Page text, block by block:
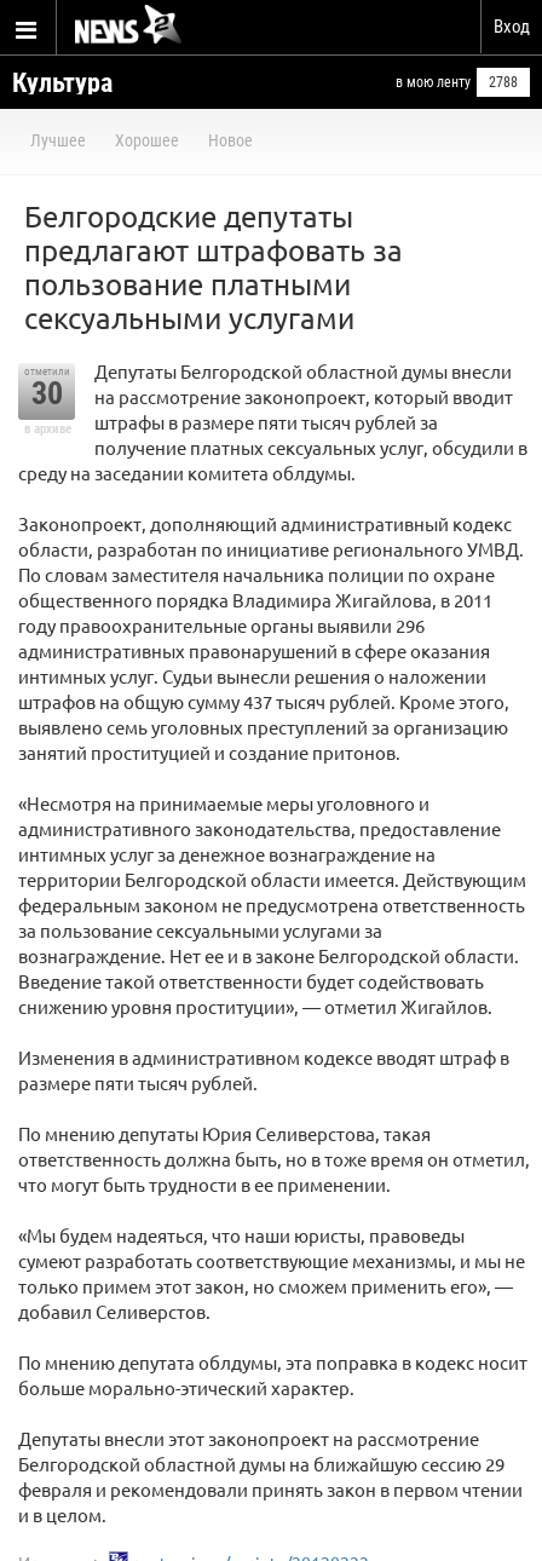
Вход
Культура в мою ленту 2788
Лучшее Хорошее Новое
Белгородские депутаты
предлагают штрафовать за
пользование платными
сексуальными услугами
отметили
30
в архиве
Депутаты Белгородской областной думы внесли
на рассмотрение законопроект, который вводит
штрафы в размере пяти тысяч рублей за
получение платных сексуальных услуг, обсудили в
среду на заседании комитета облдумы.
Законопроект, дополняющий административный кодекс
области, разработан по инициативе регионального УМВД.
По словам заместителя начальника полиции по охране
общественного порядка Владимира Жигайлова, в 2011
году правоохранительные органы выявили 296
административных правонарушений в сфере оказания
интимных услуг. Судьи вынесли решения о наложении
штрафов на общую сумму 437 тысяч рублей. Кроме этого,
выявлено семь уголовных преступлений за организацию
занятий проституцией и создание притонов.
«Несмотря на принимаемые меры уголовного и
административного законодательства, предоставление
интимных услуг за денежное вознаграждение на
территории Белгородской области имеется. Действующим
федеральным законом не предусмотрена ответственность
за пользование сексуальными услугами за
вознаграждение. Нет ее и в законе Белгородской области.
Введение такой ответственности будет содействовать
снижению уровня проституции», — отметил Жигайлов.
Изменения в административном кодексе вводят штраф в
размере пяти тысяч рублей.
По мнению депутаты Юрия Селиверстова, такая
ответственность должна быть, но в тоже время он отметил,
что могут быть трудности в ее применении.
«Мы будем надеяться, что наши юристы, правоведы
сумеют разработать соответствующие механизмы, и мы не
только примем этот закон, но сможем применить его», —
добавил Селиверстов.
По мнению депутата облдумы, эта поправка в кодекс носит
больше морально-этический характер.
Депутаты внесли этот законопроект на рассмотрение
Белгородской областной думы на ближайшую сессию 29
февраля и рекомендовали принять закон в первом чтении
и в целом.